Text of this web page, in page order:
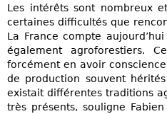
Les intérêts sont nombreux
certaines difficultés que
La France compte
également agroforestiers.
forcément en avoir
de production souvent
existait différentes traditions
très présents, souligne